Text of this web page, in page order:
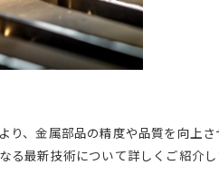
、金属部品の精度や品質を向上
最新技術について詳しくご紹介し